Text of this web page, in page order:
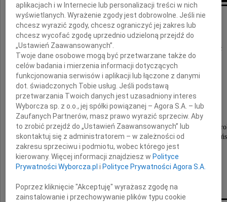
Z głębokim żalem zawiadamiamy,
że dnia 11 października 2010 roku zmarł
nasz kochany Mąż, Tato, Brat, Dziadek, Teść
Ryszard Olfans
Pogrzeb odbędzie się dnia 15 października 2010
o godzinie 10.40 w kaplicy na Cmentarzu
Pogrążona w smutku
aplikacjach i w Internecie lub personalizacji treści w nich
wyświetlanych. Wyrażenie zgody jest dobrowolne. Jeśli nie
chcesz wyrazić zgody, chcesz ograniczyć jej zakres lub
chcesz wycofać zgodę uprzednio udzieloną przejdź do
„Ustawień Zaawansowanych”.
Twoje dane osobowe mogą być przetwarzane także do
celów badania i mierzenia informacji dotyczących
funkcjonowania serwisów i aplikacji lub łączone z danymi
dot. świadczonych Tobie usług. Jeśli podstawą
przetwarzania Twoich danych jest uzasadniony interes
Wyborcza sp. z o.o., jej spółki powiązanej – Agora S.A. – lub
Zaufanych Partnerów, masz prawo wyrazić sprzeciw. Aby
to zrobić przejdź do „Ustawień Zaawansowanych” lub
skontaktuj się z administratorem – w zależności od
zakresu sprzeciwu i podmiotu, wobec którego jest
kierowany. Więcej informacji znajdziesz wPolityce
Prywatności Wyborcza.pl iPolityce Prywatności Agora S.A.
Poprzez kliknięcie "Akceptuję" wyrażasz zgodę na
zainstalowanie i przechowywanie plików typu cookie